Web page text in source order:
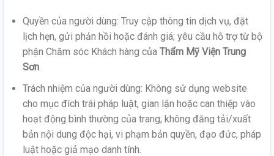
Quyền của người dùng: Truy cập thông tin dịch vụ, đặt
lịch hẹn, gửi phản hồi hoặc đánh giá; yêu cầu hỗ trợ từ bộ
phận Chăm sóc Khách hàng của Thẩm Mỹ Viện Trung
Sơn.
Trách nhiệm của người dùng: Không sử dụng website
cho mục đích trái pháp luật, gian lận hoặc can thiệp vào
hoạt động bình thường của trang; không đăng tải/xuất
bản nội dung độc hại, vi phạm bản quyền, đạo đức, pháp
luật hoặc giả mạo danh tính.